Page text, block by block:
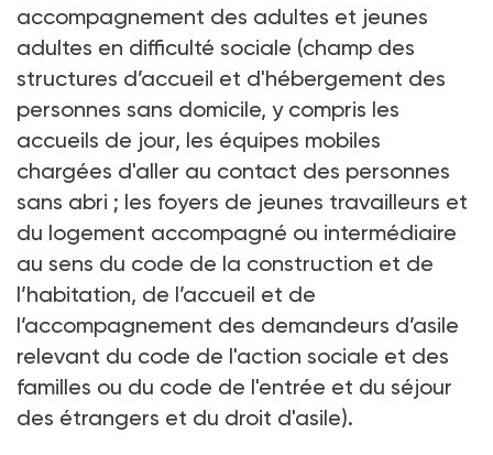
accompagnement des adultes et jeunes
adultes en difficulté sociale (champ des
structures d’accueil et d'hébergement des
personnes sans domicile, y compris les
accueils de jour, les équipes mobiles
chargées d'aller au contact des personnes
sans abri ; les foyers de jeunes travailleurs et
du logement accompagné ou intermédiaire
au sens du code de la construction et de
l’habitation, de l’accueil et de
l’accompagnement des demandeurs d’asile
relevant du code de l'action sociale et des
familles ou du code de l'entrée et du séjour
des étrangers et du droit d'asile).